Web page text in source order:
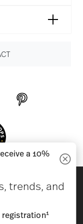
home
Privacy
a 10%
trends, and
1